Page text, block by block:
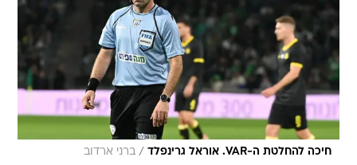
חיכה להחלטת ה-VAR. אוראל גרינפלד / ברני ארדוב